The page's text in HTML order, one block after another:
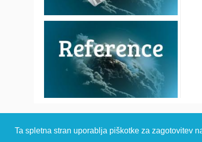
Ta spletna stran uporablja piškotke za zagotovitev